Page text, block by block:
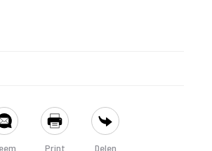
Print Delen